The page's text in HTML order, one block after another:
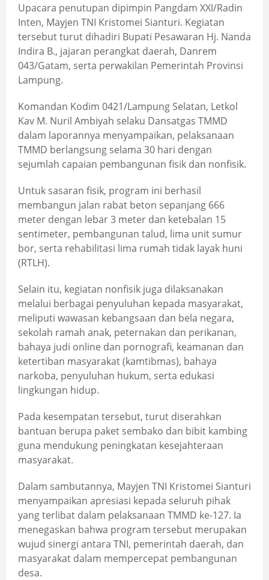
Upacara penutupan dipimpin Pangdam XXI/Radin
Inten, Mayjen TNI Kristomei Sianturi. Kegiatan
tersebut turut dihadiri Bupati Pesawaran Hj. Nanda
Indira B., jajaran perangkat daerah, Danrem
043/Gatam, serta perwakilan Pemerintah Provinsi
Lampung.
Komandan Kodim 0421/Lampung Selatan, Letkol
Kav M. Nuril Ambiyah selaku Dansatgas TMMD
dalam laporannya menyampaikan, pelaksanaan
TMMD berlangsung selama 30 hari dengan
sejumlah capaian pembangunan fisik dan nonfisik.
Untuk sasaran fisik, program ini berhasil
membangun jalan rabat beton sepanjang 666
meter dengan lebar 3 meter dan ketebalan 15
sentimeter, pembangunan talud, lima unit sumur
bor, serta rehabilitasi lima rumah tidak layak huni
(RTLH).
Selain itu, kegiatan nonfisik juga dilaksanakan
melalui berbagai penyuluhan kepada masyarakat,
meliputi wawasan kebangsaan dan bela negara,
sekolah ramah anak, peternakan dan perikanan,
bahaya judi online dan pornografi, keamanan dan
ketertiban masyarakat (kamtibmas), bahaya
narkoba, penyuluhan hukum, serta edukasi
lingkungan hidup.
Pada kesempatan tersebut, turut diserahkan
bantuan berupa paket sembako dan bibit kambing
guna mendukung peningkatan kesejahteraan
masyarakat.
Dalam sambutannya, Mayjen TNI Kristomei Sianturi
menyampaikan apresiasi kepada seluruh pihak
yang terlibat dalam pelaksanaan TMMD ke-127. Ia
menegaskan bahwa program tersebut merupakan
wujud sinergi antara TNI, pemerintah daerah, dan
masyarakat dalam mempercepat pembangunan
desa.